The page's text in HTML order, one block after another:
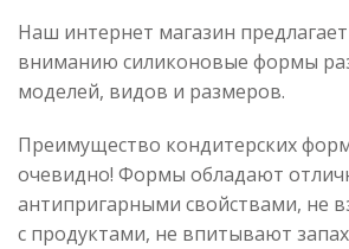
Наш интернет магазин
вниманию силиконовые формы
моделей, видов и размеров.
Преимущество кондитерских
очевидно! Формы обладают
антипригарными свойствами, не
с продуктами, не впитывают